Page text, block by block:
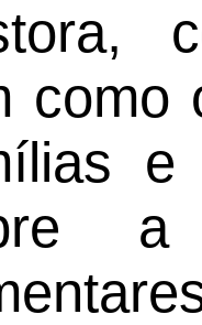
como
e
a